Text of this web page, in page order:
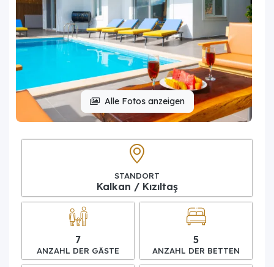
Alle Fotos anzeigen
STANDORT
Kalkan / Kızıltaş
7
ANZAHL DER GÄSTE
5
ANZAHL DER BETTEN